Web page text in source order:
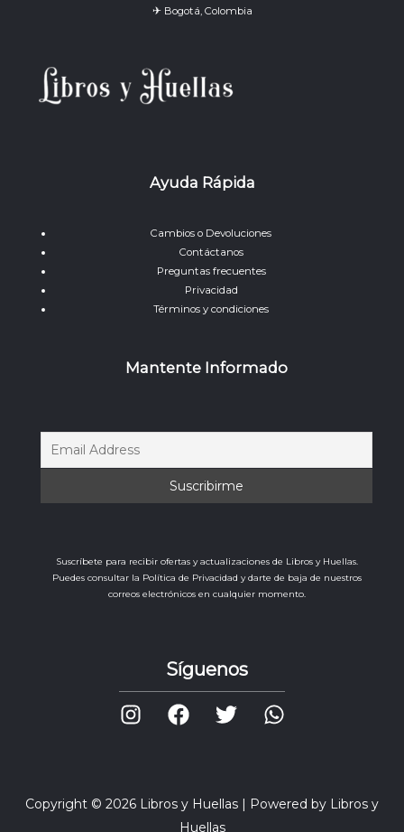
✈ Bogotá, Colombia
Ayuda Rápida
Cambios o Devoluciones
Contáctanos
Preguntas frecuentes
Privacidad
Términos y condiciones
Mantente Informado
Suscríbete para recibir ofertas y actualizaciones de Libros y Huellas.
Puedes consultar la Política de Privacidad y darte de baja de nuestros
correos electrónicos en cualquier momento.
Síguenos
Copyright © 2026 Libros y Huellas | Powered by Libros y
Huellas